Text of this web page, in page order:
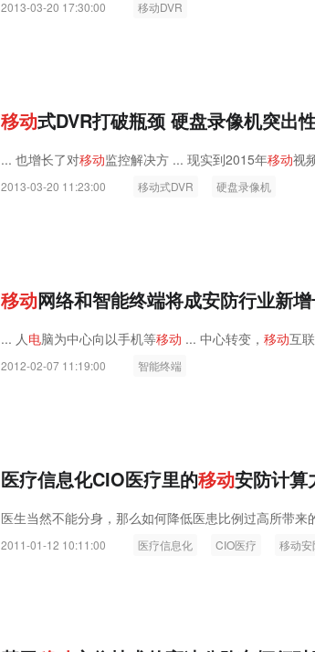
2013-03-20 17:30:00 移动DVR
移动式DVR打破瓶颈 硬盘录像机突出
... 也增长了对移动监控解决方 ... 现实到2015年移动视
2013-03-20 11:23:00 移动式DVR 硬盘录像机
移动网络和智能终端将成安防行业新
... 人电脑为中心向以手机等移动 ... 中心转变， 移动互
2012-02-07 11:19:00 智能终端
医疗信息化CIO医疗里的移动安防计算
医生当然不能分身，那么如何降低医患比例过高所带来
2011-01-12 10:11:00 医疗信息化 CIO医疗 移动安